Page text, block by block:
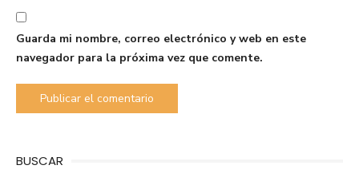
Guarda mi nombre, correo electrónico y web en este
navegador para la próxima vez que comente.
BUSCAR